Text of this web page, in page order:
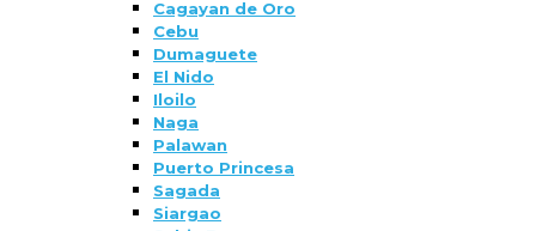
Cagayan de Oro
Cebu
Dumaguete
El Nido
Iloilo
Naga
Palawan
Puerto Princesa
Sagada
Siargao